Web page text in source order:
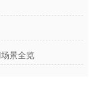
景全览